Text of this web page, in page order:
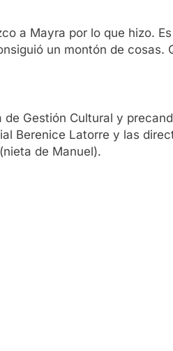
a Mayra por lo que hizo.
un montón de cosas.
Gestión Cultural y
Berenice Latorre y las
de Manuel).